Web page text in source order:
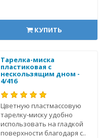
КУПИТЬ
Тарелка-миска
пластиковая с
нескользящим дном -
4/416
Цветную пластмассовую
тарелку-миску удобно
использовать на гладкой
поверхности благодаря с..